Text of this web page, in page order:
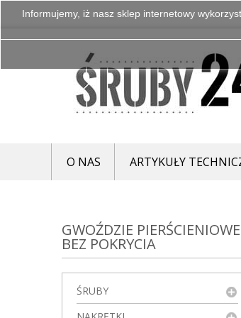
O NAS ARTYKUŁY
GWOŹDZIE PIERŚCIENIOWE
BEZ POKRYCIA
ŚRUBY
Informujemy, iż nasz sklep internetowy